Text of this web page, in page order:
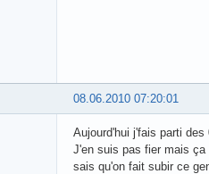
08.06.2010 07:20:01
Aujourd'hui j'fais parti des
J'en suis pas fier mais
sais qu'on fait subir ce